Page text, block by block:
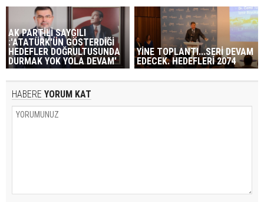
AK PARTİLİ SAYGILI
:'ATATÜRK'ÜN GÖSTERDİĞİ
HEDEFLER DOĞRULTUSUNDA
DURMAK YOK YOLA DEVAM'
YİNE TOPLANTI...SERİ DEVAM
EDECEK. HEDEFLERİ 2074
HABERE YORUM KAT